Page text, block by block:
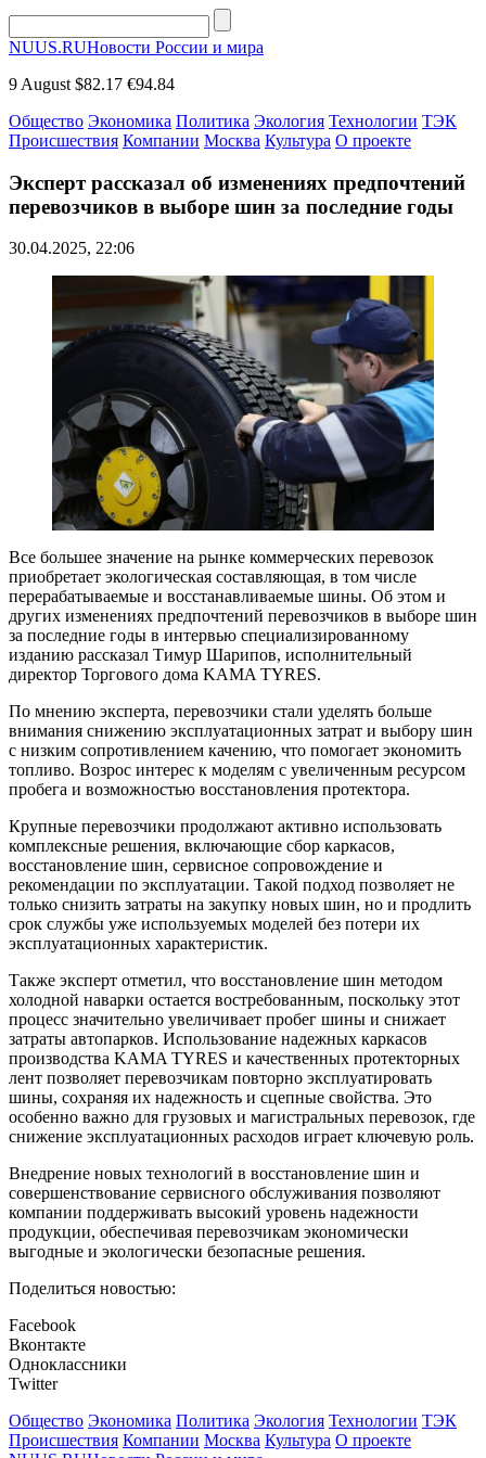
NUUS.RUНовости России и мира
9 August $82.17 €94.84
Общество Экономика Политика Экология Технологии ТЭК
Происшествия Компании Москва Культура О проекте
Эксперт рассказал об изменениях предпочтений
перевозчиков в выборе шин за последние годы
30.04.2025, 22:06
Все большее значение на рынке коммерческих перевозок
приобретает экологическая составляющая, в том числе
перерабатываемые и восстанавливаемые шины. Об этом и
других изменениях предпочтений перевозчиков в выборе шин
за последние годы в интервью специализированному
изданию рассказал Тимур Шарипов, исполнительный
директор Торгового дома KAMA TYRES.
По мнению эксперта, перевозчики стали уделять больше
внимания снижению эксплуатационных затрат и выбору шин
с низким сопротивлением качению, что помогает экономить
топливо. Возрос интерес к моделям с увеличенным ресурсом
пробега и возможностью восстановления протектора.
Крупные перевозчики продолжают активно использовать
комплексные решения, включающие сбор каркасов,
восстановление шин, сервисное сопровождение и
рекомендации по эксплуатации. Такой подход позволяет не
только снизить затраты на закупку новых шин, но и продлить
срок службы уже используемых моделей без потери их
эксплуатационных характеристик.
Также эксперт отметил, что восстановление шин методом
холодной наварки остается востребованным, поскольку этот
процесс значительно увеличивает пробег шины и снижает
затраты автопарков. Использование надежных каркасов
производства KAMA TYRES и качественных протекторных
лент позволяет перевозчикам повторно эксплуатировать
шины, сохраняя их надежность и сцепные свойства. Это
особенно важно для грузовых и магистральных перевозок, где
снижение эксплуатационных расходов играет ключевую роль.
Внедрение новых технологий в восстановление шин и
совершенствование сервисного обслуживания позволяют
компании поддерживать высокий уровень надежности
продукции, обеспечивая перевозчикам экономически
выгодные и экологически безопасные решения.
Поделиться новостью:
Facebook
Вконтакте
Одноклассники
Twitter
Общество Экономика Политика Экология Технологии ТЭК
Происшествия Компании Москва Культура О проекте